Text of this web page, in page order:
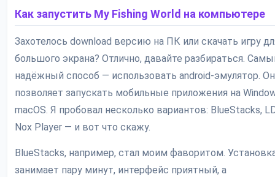
Как запустить My Fishing World на компьютере
Захотелось download версию на ПК или скачать игру
большого экрана? Отлично, давайте разбираться.
надёжный способ — использовать android-эмулятор. Он
позволяет запускать мобильные приложения на
macOS. Я пробовал несколько вариантов: BlueStacks,
Nox Player — и вот что скажу.
BlueStacks, например, стал моим фаворитом.
занимает пару минут, интерфейс приятный, а